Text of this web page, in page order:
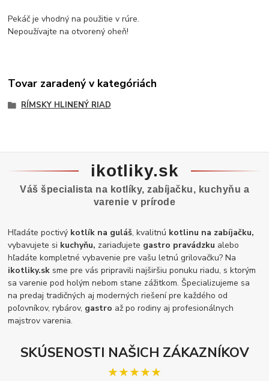
Pekáč je vhodný na použitie v rúre.
Nepoužívajte na otvorený oheň!
Tovar zaradený v kategóriách
RÍMSKY HLINENÝ RIAD
ikotliky.sk
Váš špecialista na kotlíky, zabíjačku, kuchyňu a
varenie v prírode
Hľadáte poctivý kotlík na guláš, kvalitnú kotlinu na zabíjačku,
vybavujete si kuchyňu, zariaďujete gastro pravádzku alebo
hľadáte kompletné vybavenie pre vašu letnú grilovačku? Na
ikotliky.sk sme pre vás pripravili najširšiu ponuku riadu, s ktorým
sa varenie pod holým nebom stane zážitkom. Špecializujeme sa
na predaj tradičných aj moderných riešení pre každého od
poľovníkov, rybárov, gastro až po rodiny aj profesionálnych
majstrov varenia.
SKÚSENOSTI NAŠICH ZÁKAZNÍKOV
★★★★★